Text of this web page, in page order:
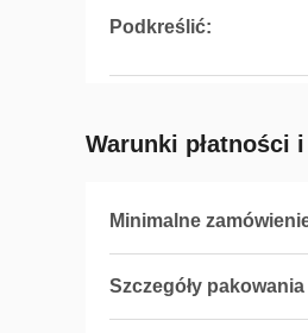
Podkreślić:
Warunki płatności
Minimalne
Szczegóły pakowania